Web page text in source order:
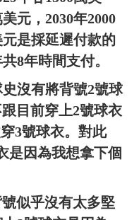
元，2030年2000
是採延遲付款的
8年時間支付。
沒有將背號2號球
目前穿上2號球衣
3號球衣。對此
是因為我想拿下個
似乎沒有太多堅